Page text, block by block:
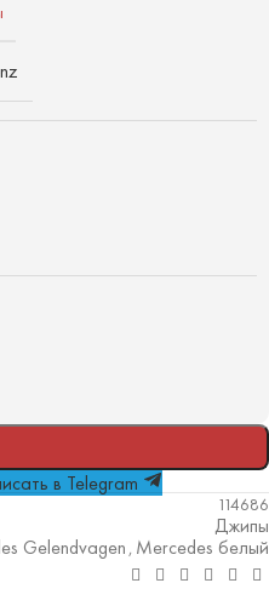
в Telegram
114686
Джипы
Gelendvagen , Mercedes белый